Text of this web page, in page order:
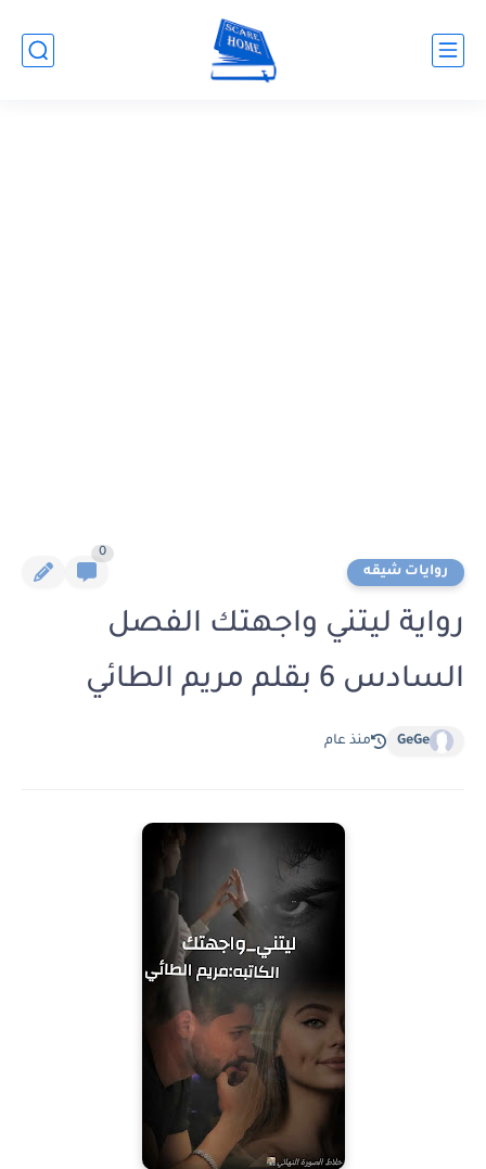
روايات شيقه
0
رواية ليتني واجهتك الفصل
السادس 6 بقلم مريم الطائي
GeGe منذ عام